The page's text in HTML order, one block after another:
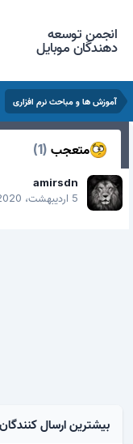
انجمن توسعه
دهندگان موبایل
آموزش ها و مباحث نرم افزاری
متعجب (1)
amirsdn
5 اردیبهشت، 2020
بیشترین ارسال کنندگان